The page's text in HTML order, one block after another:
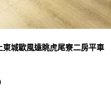
東城歐風遠眺虎尾寮二房平車